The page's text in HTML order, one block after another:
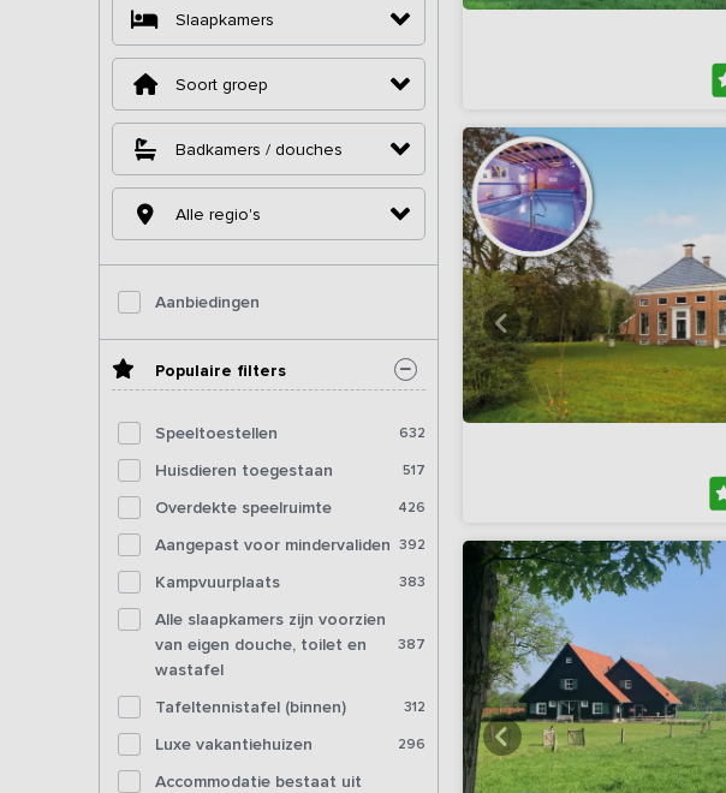
Slaapkamers
Soort groep
Badkamers / douches
Alle regio's
Aanbiedingen
Populaire filters
Speeltoestellen 632
Huisdieren toegestaan 517
Overdekte speelruimte 426
Aangepast voor mindervaliden 392
Kampvuurplaats 383
Alle slaapkamers zijn voorzien
van eigen douche, toilet en
wastafel
387
Tafeltennistafel (binnen) 312
Luxe vakantiehuizen 296
Accommodatie bestaat uit